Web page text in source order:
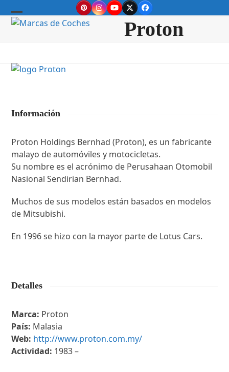
to
PinterestInstagram
YouTube
TwitterFacebook
Open
Close
Proton
Información
Proton Holdings Bernhad (Proton), es un fabricante
malayo de automóviles y motocicletas.
Su nombre es el acrónimo de Perusahaan Otomobil
Nasional Sendirian Bernhad.
Muchos de sus modelos están basados en modelos
de Mitsubishi.
En 1996 se hizo con la mayor parte de Lotus Cars.
Detalles
Marca: Proton
País: Malasia
Web: http://www.proton.com.my/
Actividad: 1983 –